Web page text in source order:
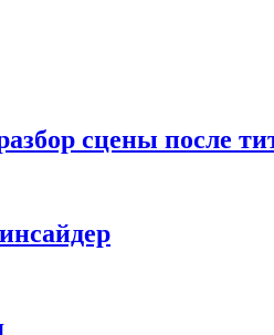
сцены после